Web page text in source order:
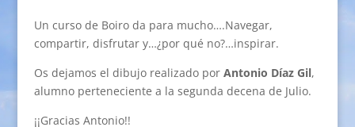
Un curso de Boiro da para mucho….Navegar,
compartir, disfrutar y…¿por qué no?…inspirar.
Os dejamos el dibujo realizado por Antonio Díaz Gil,
alumno perteneciente a la segunda decena de Julio.
¡¡Gracias Antonio!!